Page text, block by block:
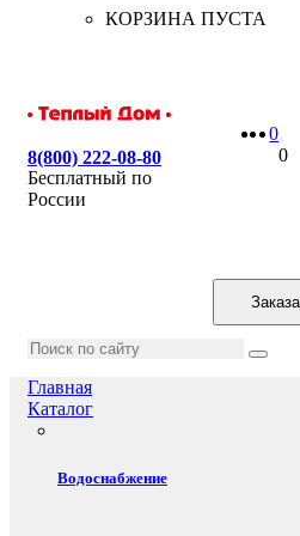
КОРЗИНА ПУСТА
8(800) 222-08-80
Бесплатный по
России
0
0
Главная
Каталог
Водоснабжение